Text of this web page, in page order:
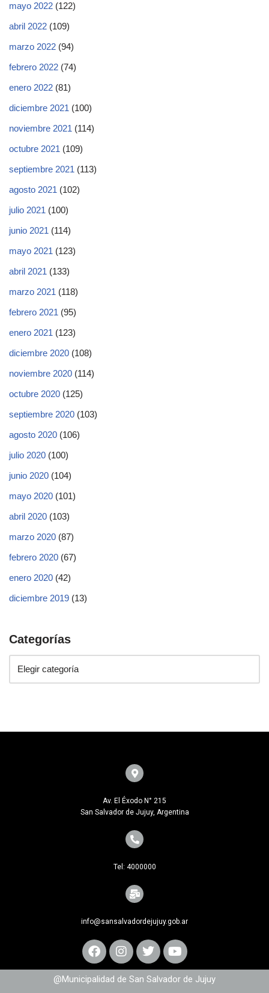
mayo 2022 (122)
abril 2022 (109)
marzo 2022 (94)
febrero 2022 (74)
enero 2022 (81)
diciembre 2021 (100)
noviembre 2021 (114)
octubre 2021 (109)
septiembre 2021 (113)
agosto 2021 (102)
julio 2021 (100)
junio 2021 (114)
mayo 2021 (123)
abril 2021 (133)
marzo 2021 (118)
febrero 2021 (95)
enero 2021 (123)
diciembre 2020 (108)
noviembre 2020 (114)
octubre 2020 (125)
septiembre 2020 (103)
agosto 2020 (106)
julio 2020 (100)
junio 2020 (104)
mayo 2020 (101)
abril 2020 (103)
marzo 2020 (87)
febrero 2020 (67)
enero 2020 (42)
diciembre 2019 (13)
Categorías
Av. El Éxodo N° 215
San Salvador de Jujuy, Argentina
Tel: 4000000
info@sansalvadordejujuy.gob.ar
@Municipalidad de San Salvador de Jujuy